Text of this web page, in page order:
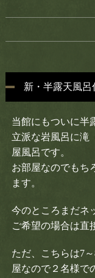
新・半露天風呂
当館にもついに半
立派な岩風呂に滝
屋風呂です。
お部屋なのでもち
ます。
今のところまだネ
ご希望の場合は直
ただ、こちらは7
屋なので２名様で